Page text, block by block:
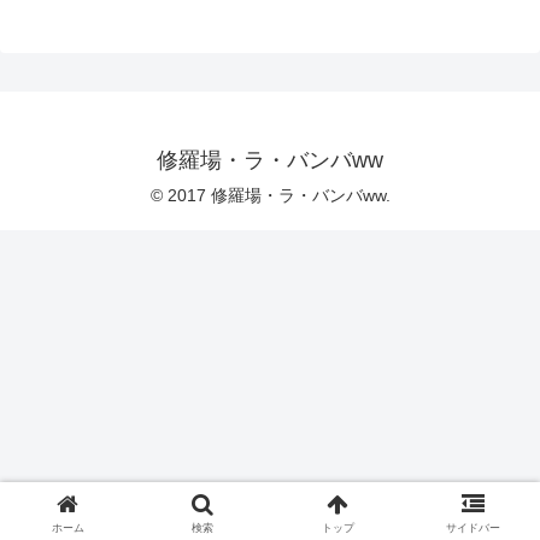
修羅場・ラ・バンバww
© 2017 修羅場・ラ・バンバww.
ホーム 検索 トップ サイドバー